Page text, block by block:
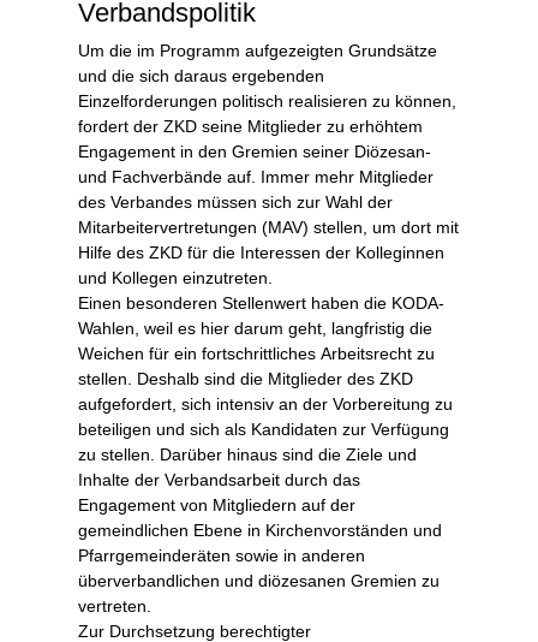
Verbandspolitik
Um die im Programm aufgezeigten Grundsätze
und die sich daraus ergebenden
Einzelforderungen politisch realisieren zu können,
fordert der ZKD seine Mitglieder zu erhöhtem
Engagement in den Gremien seiner Diözesan-
und Fachverbände auf. Immer mehr Mitglieder
des Verbandes müssen sich zur Wahl der
Mitarbeitervertretungen (MAV) stellen, um dort mit
Hilfe des ZKD für die Interessen der Kolleginnen
und Kollegen einzutreten.
Einen besonderen Stellenwert haben die KODA-
Wahlen, weil es hier darum geht, langfristig die
Weichen für ein fortschrittliches Arbeitsrecht zu
stellen. Deshalb sind die Mitglieder des ZKD
aufgefordert, sich intensiv an der Vorbereitung zu
beteiligen und sich als Kandidaten zur Verfügung
zu stellen. Darüber hinaus sind die Ziele und
Inhalte der Verbandsarbeit durch das
Engagement von Mitgliedern auf der
gemeindlichen Ebene in Kirchenvorständen und
Pfarrgemeinderäten sowie in anderen
überverbandlichen und diözesanen Gremien zu
vertreten.
Zur Durchsetzung berechtigter